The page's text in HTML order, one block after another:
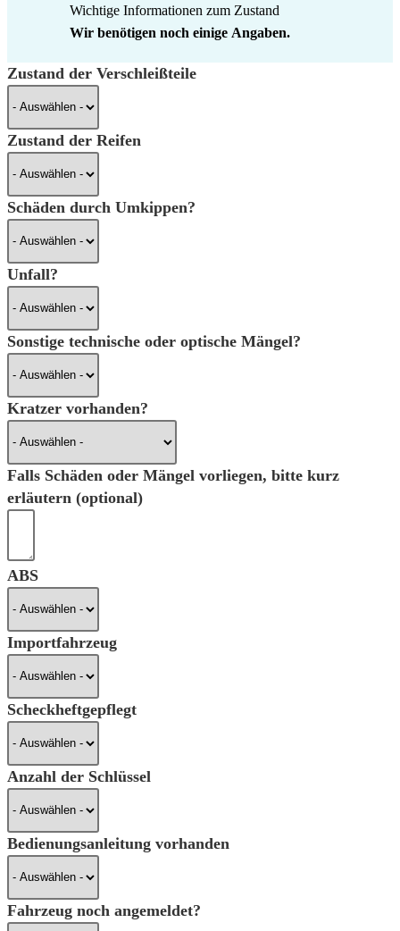
Wichtige Informationen zum Zustand
Wir benötigen noch einige Angaben.
Zustand der Verschleißteile
Zustand der Reifen
Schäden durch Umkippen?
Unfall?
Sonstige technische oder optische Mängel?
Kratzer vorhanden?
Falls Schäden oder Mängel vorliegen, bitte kurz
erläutern (optional)
ABS
Importfahrzeug
Scheckheftgepflegt
Anzahl der Schlüssel
Bedienungsanleitung vorhanden
Fahrzeug noch angemeldet?